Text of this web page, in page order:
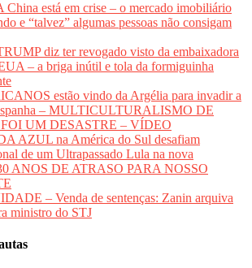
está em crise – o mercado imobiliário
e “talvez” algumas pessoas não consigam
diz ter revogado visto da embaixadora
– a briga inútil e tola da formiguinha
estão vindo da Argélia para invadir a
– MULTICULTURALISMO DE
UM DESASTRE – VÍDEO
AZUL na América do Sul desafiam
de um Ultrapassado Lula na nova
ANOS DE ATRASO PARA NOSSO
– Venda de sentenças: Zanin arquiva
ministro do STJ